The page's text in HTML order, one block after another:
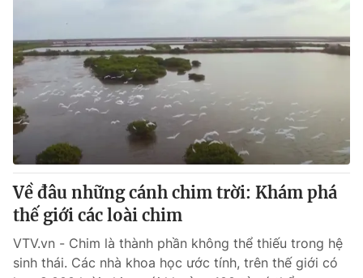
Theo dõi báo trên
Cơ quan chủ quản:Đài Truyền hình Việt Nam
Cơ quan báo chí:Thời báo VTV
Giấy phép hoạt động báo in và báo điện tử số 483/GP-BTTTT
cấp ngày 29/12/2023
Tổng Biên tập:Vũ Thanh Thủy
Phó Tổng Biên tập:Nguyễn Thị Mỹ Hạnh, Phạm Quốc Thắng,
Nguyễn Trọng Ninh
024.38 355 931 - 024.38 355 932
Ðiện thoại Thời báo VTV: 024.66 897 897
Về đâu những cánh chim trời: Khám phá
thế giới các loài chim
VTV.vn - Chim là thành phần không thể thiếu trong hệ
sinh thái. Các nhà khoa học ước tính, trên thế giới có